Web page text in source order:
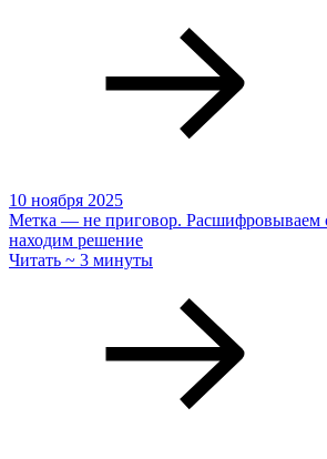
10 ноября 2025
Метка — не приговор. Расшифровываем
находим решение
Читать ~ 3 минуты